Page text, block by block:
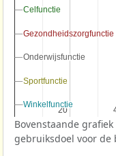
20
20
Celfunctie
Celfunctie
Gezondheidszorgfunctie
Gezondheidszorgfunctie
Onderwijsfunctie
Onderwijsfunctie
Sportfunctie
Sportfunctie
Winkelfunctie
Winkelfunctie
Bovenstaande
gebruiksdoel voor